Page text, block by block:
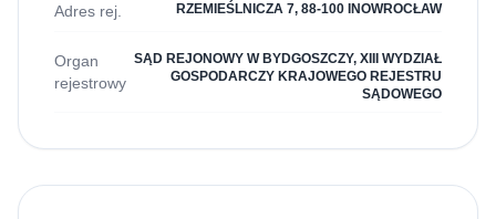
Adres rej. RZEMIEŚLNICZA 7, 88-100 INOWROCŁAW
Organ
rejestrowy
SĄD REJONOWY W BYDGOSZCZY, XIII WYDZIAŁ
GOSPODARCZY KRAJOWEGO REJESTRU
SĄDOWEGO